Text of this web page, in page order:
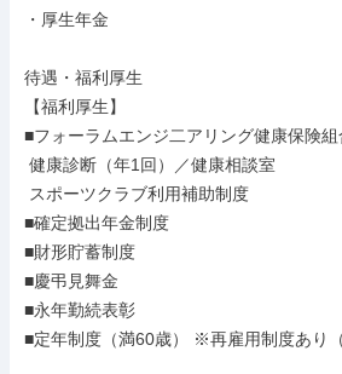
・厚生年金
待遇・福利厚生
【福利厚生】
■フォーラムエンジ二アリング健康保険組
■確定拠出年金制度
■財形貯蓄制度
■慶弔見舞金
■永年勤続表彰
■定年制度（満60歳） ※再雇用制度あり（